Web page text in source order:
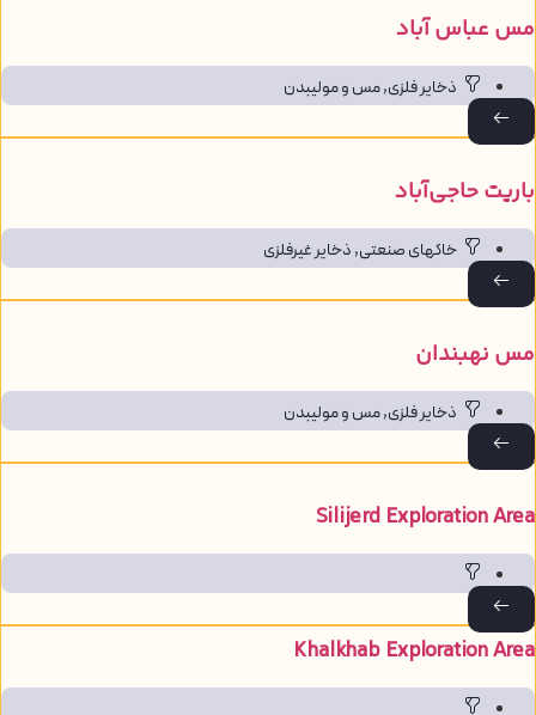
عباس آباد
ذخایر فلزی,مس و مولیبدن
حاجی‌آباد
خاک‎های صنعتی ,ذخایر غیرفلزی
نهبندان
ذخایر فلزی,مس و مولیبدن
Silijerd Exploration
Khalkhab Exploration